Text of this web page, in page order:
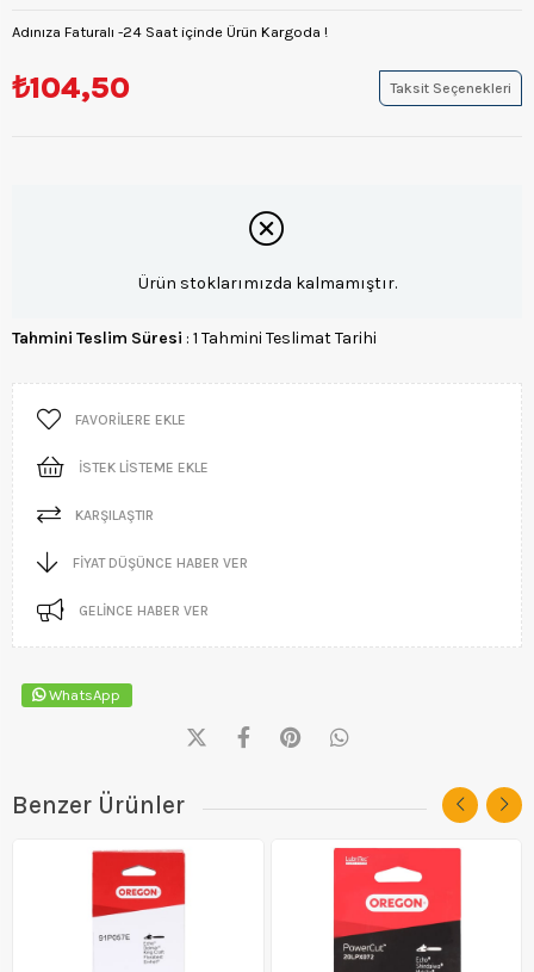
Adınıza Faturalı -24 Saat içinde Ürün Kargoda !
₺104,50 Taksit Seçenekleri
Ürün stoklarımızda kalmamıştır.
Tahmini Teslim Süresi : 1 Tahmini Teslimat Tarihi
FAVORILERE EKLE
İSTEK LISTEME EKLE
KARŞILAŞTIR
FIYAT DÜŞÜNCE HABER VER
GELINCE HABER VER
WhatsApp
Benzer Ürünler